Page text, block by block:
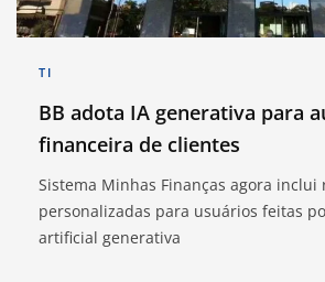
TI
BB adota IA generativa para
financeira de clientes
Sistema Minhas Finanças agora inclui
personalizadas para usuários feitas
artificial generativa